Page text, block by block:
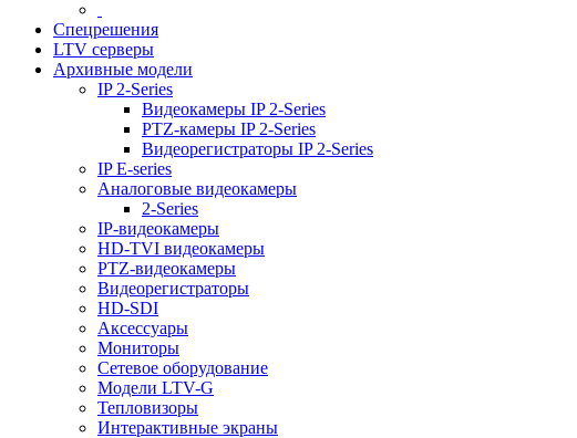
Спецрешения
LTV серверы
Архивные модели
IP 2-Series
Видеокамеры IP 2-Series
PTZ-камеры IP 2-Series
Видеорегистраторы IP 2-Series
IP E-series
Аналоговые видеокамеры
2-Series
IP-видеокамеры
HD-TVI видеокамеры
PTZ-видеокамеры
Видеорегистраторы
HD-SDI
Аксессуары
Мониторы
Сетевое оборудование
Модели LTV-G
Тепловизоры
Интерактивные экраны